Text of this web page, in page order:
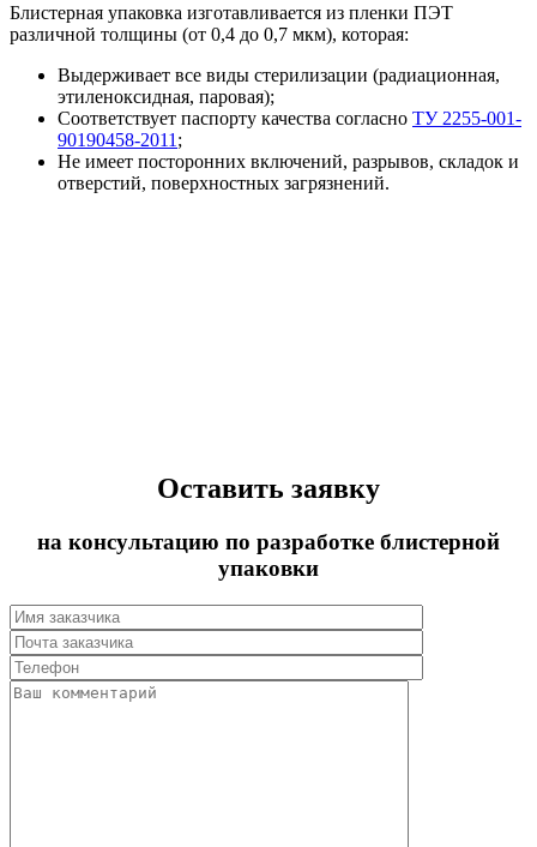
Блистерная упаковка изготавливается из пленки ПЭТ
различной толщины (от 0,4 до 0,7 мкм), которая:
Выдерживает все виды стерилизации (радиационная,
этиленоксидная, паровая);
Соответствует паспорту качества согласно ТУ 2255-001-
90190458-2011 ;
Не имеет посторонних включений, разрывов, складок и
отверстий, поверхностных загрязнений.
Оставить заявку
на консультацию по разработке блистерной
упаковки